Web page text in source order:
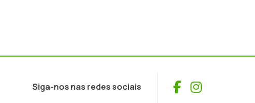
Siga-nos nas redes sociais Facebook
Instagram